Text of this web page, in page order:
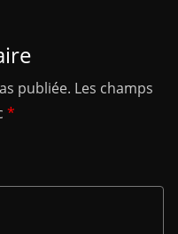
publiée. Les champs
*